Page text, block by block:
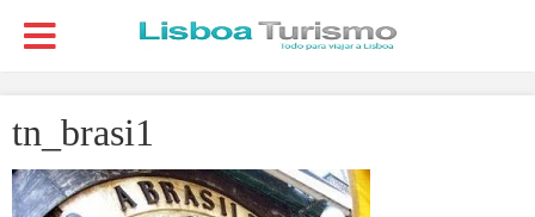
tn_brasi1